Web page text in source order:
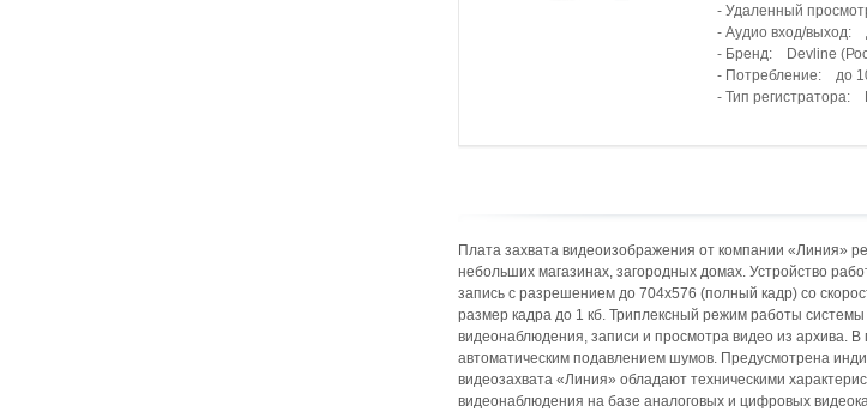
- Удаленный
- Аудио вход/выход:
- Бренд: Devline
- Потребление: до
- Тип регистратора:
Плата захвата видеоизображения от компании «Линия»
небольших магазинах, загородных домах. Устройство
запись с разрешением до 704x576 (полный кадр) со
размер кадра до 1 кб. Триплексный режим работы
видеонаблюдения, записи и просмотра видео из архива.
автоматическим подавлением шумов. Предусмотрена
видеозахвата «Линия» обладают техническими
видеонаблюдения на базе аналоговых и цифровых